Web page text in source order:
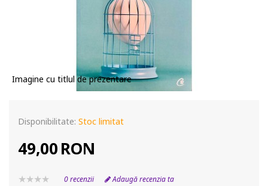
Imagine cu titlul de prezentare
Disponibilitate: Stoc limitat
49,00RON
0 recenzii Adaugă recenzia ta